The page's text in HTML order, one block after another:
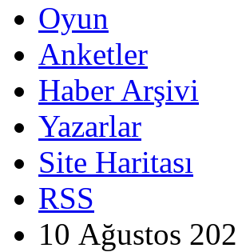
Oyun
Anketler
Haber Arşivi
Yazarlar
Site Haritası
RSS
10 Ağustos